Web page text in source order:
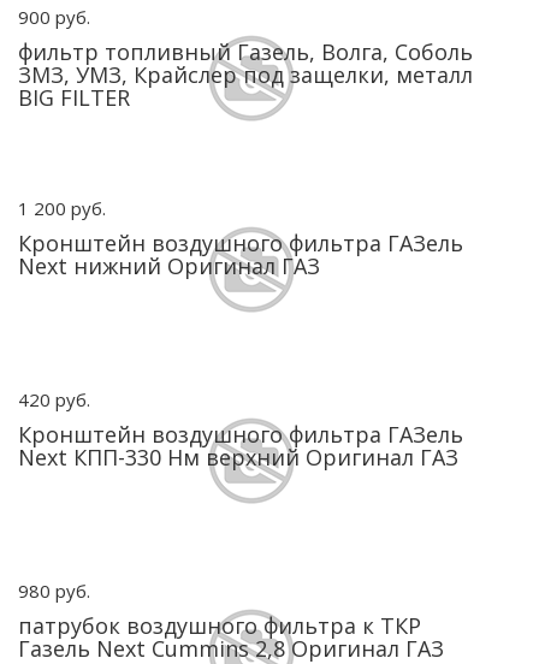
900 руб.
фильтр топливный Газель, Волга, Соболь
ЗМЗ, УМЗ, Крайслер под защелки, металл
BIG FILTER
1 200 руб.
Кронштейн воздушного фильтра ГАЗель
Next нижний Оригинал ГАЗ
420 руб.
Кронштейн воздушного фильтра ГАЗель
Next КПП-330 Нм верхний Оригинал ГАЗ
980 руб.
патрубок воздушного фильтра к ТКР
Газель Next Cummins 2,8 Оригинал ГАЗ